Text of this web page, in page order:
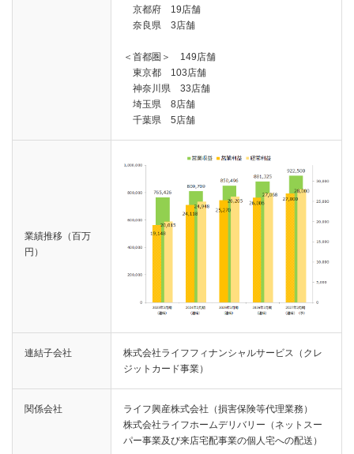
京都府 19店舗
奈良県 3店舗
＜首都圏＞ 149店舗
東京都 103店舗
神奈川県 33店舗
埼玉県 8店舗
千葉県 5店舗
業績推移（百万
円）
連結子会社
株式会社ライフフィナンシャルサービス（クレ
ジットカード事業）
関係会社
ライフ興産株式会社（損害保険等代理業務）
株式会社ライフホームデリバリー（ネットスー
パー事業及び来店宅配事業の個人宅への配送）